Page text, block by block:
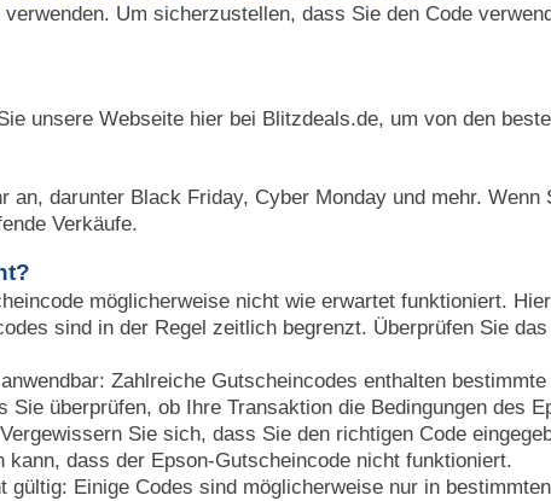
Um sicherzustellen, dass Sie den Code
unsere Webseite hier bei Blitzdeals.de, um von den
an, darunter Black Friday, Cyber Monday und mehr.
Verkäufe.
möglicherweise nicht wie erwartet funktioniert.
sind in der Regel zeitlich begrenzt. Überprüfen Sie
Zahlreiche Gutscheincodes enthalten
überprüfen, ob Ihre Transaktion die Bedingungen des
Sie sich, dass Sie den richtigen Code
dass der Epson-Gutscheincode nicht funktioniert.
Einige Codes sind möglicherweise nur in